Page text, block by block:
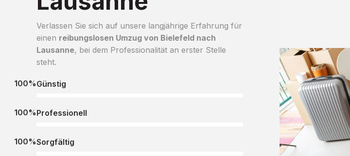
Verlassen Sie sich auf unsere langjährige Erfahrung für
einen reibungslosen Umzug von Bielefeld nach
Lausanne, bei dem Professionalität an erster Stelle
steht.
Günstig
100%
Professionell
100%
Sorgfältig
100%